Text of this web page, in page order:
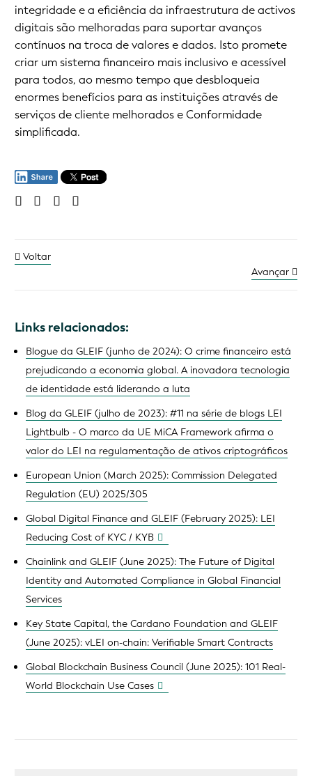
integridade e a eficiência da infraestrutura de activos
digitais são melhoradas para suportar avanços
contínuos na troca de valores e dados. Isto promete
criar um sistema financeiro mais inclusivo e acessível
para todos, ao mesmo tempo que desbloqueia
enormes benefícios para as instituições através de
serviços de cliente melhorados e Conformidade
simplificada.
Voltar
Avançar
Links relacionados:
Blogue da GLEIF (junho de 2024): O crime financeiro está
prejudicando a economia global. A inovadora tecnologia
de identidade está liderando a luta
Blog da GLEIF (julho de 2023): #11 na série de blogs LEI
Lightbulb - O marco da UE MiCA Framework afirma o
valor do LEI na regulamentação de ativos criptográficos
European Union (March 2025): Commission Delegated
Regulation (EU) 2025/305
Global Digital Finance and GLEIF (February 2025): LEI
Reducing Cost of KYC / KYB
Chainlink and GLEIF (June 2025): The Future of Digital
Identity and Automated Compliance in Global Financial
Services
Key State Capital, the Cardano Foundation and GLEIF
(June 2025): vLEI on-chain: Verifiable Smart Contracts
Global Blockchain Business Council (June 2025): 101 Real-
World Blockchain Use Cases